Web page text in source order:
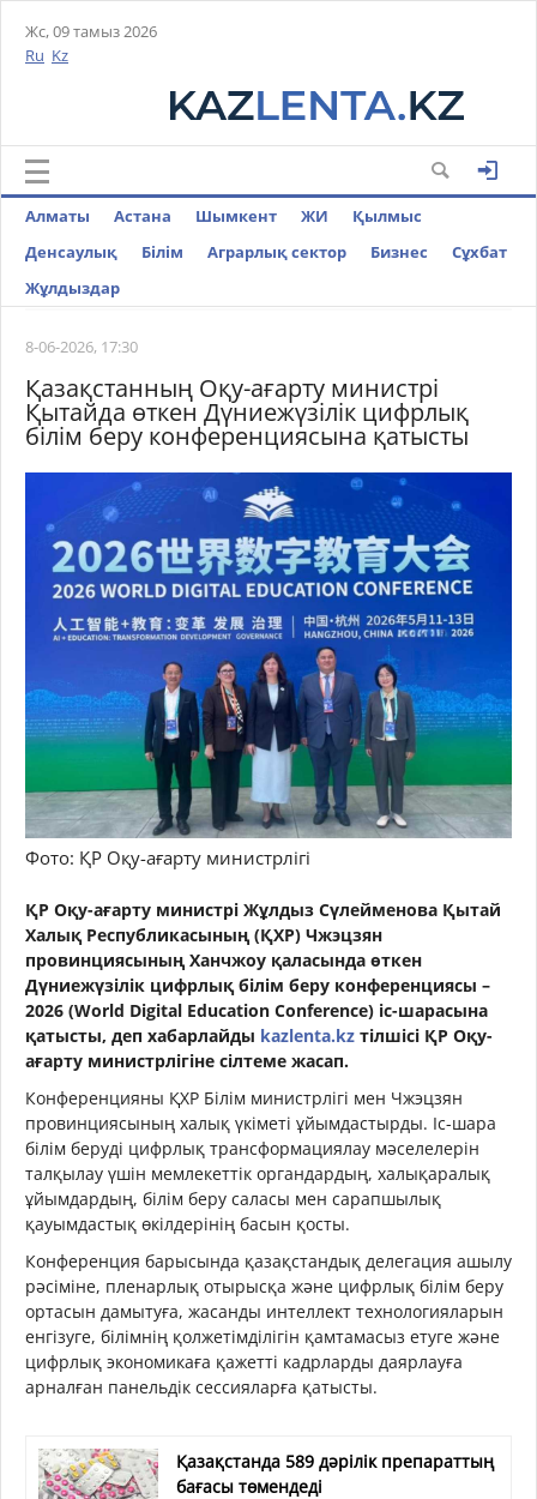
Жс, 09 тамыз 2026
Ru Kz
Алматы Астана Шымкент ЖИ
Қылмыс
Денсаулық
Білім Аграрлық сектор Бизнес
Cұхбат
Жұлдыздар
8-06-2026, 17:30
Қазақстанның Оқу-ағарту министрі
Қытайда өткен Дүниежүзілік цифрлық
білім беру конференциясына қатысты
Фото: ҚР Оқу-ағарту министрлігі
ҚР Оқу-ағарту министрі Жұлдыз Сүлейменова Қытай
Халық Республикасының (ҚХР) Чжэцзян
провинциясының Ханчжоу қаласында өткен
Дүниежүзілік цифрлық білім беру конференциясы –
2026 (World Digital Education Conference) іс-шарасына
қатысты, деп хабарлайды kazlenta.kz тілшісі ҚР Оқу-
ағарту министрлігіне сілтеме жасап.
Конференцияны ҚХР Білім министрлігі мен Чжэцзян
провинциясының халық үкіметі ұйымдастырды. Іс-шара
білім беруді цифрлық трансформациялау мәселелерін
талқылау үшін мемлекеттік органдардың, халықаралық
ұйымдардың, білім беру саласы мен сарапшылық
қауымдастық өкілдерінің басын қосты.
Конференция барысында қазақстандық делегация ашылу
рәсіміне, пленарлық отырысқа және цифрлық білім беру
ортасын дамытуға, жасанды интеллект технологияларын
енгізуге, білімнің қолжетімділігін қамтамасыз етуге және
цифрлық экономикаға қажетті кадрларды даярлауға
арналған панельдік сессияларға қатысты.
Қазақстанда 589 дәрілік препараттың
бағасы төмендеді